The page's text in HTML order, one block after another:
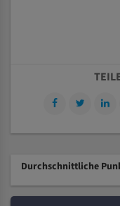
Durchschnittliche